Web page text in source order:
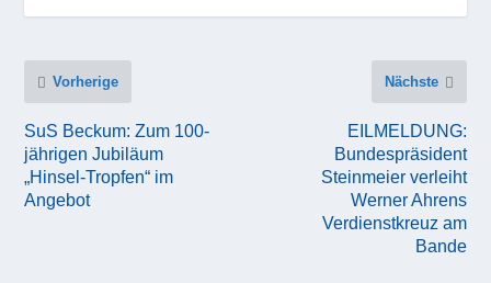
Vorherige
SuS Beckum: Zum 100-
jährigen Jubiläum
„Hinsel-Tropfen“ im
Angebot
Nächste
EILMELDUNG:
Bundespräsident
Steinmeier verleiht
Werner Ahrens
Verdienstkreuz am
Bande